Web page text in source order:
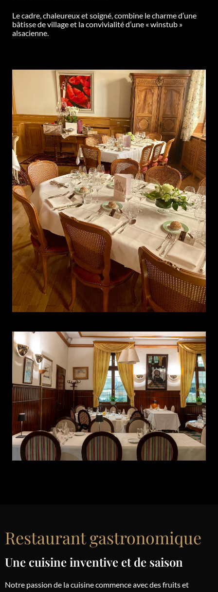
Le cadre, chaleureux et soigné, combine le charme d’une
bâtisse de village et la convivialité d’une « winstub »
alsacienne.
Restaurant gastronomique
Une cuisine inventive et de saison
Notre passion de la cuisine commence avec des fruits et